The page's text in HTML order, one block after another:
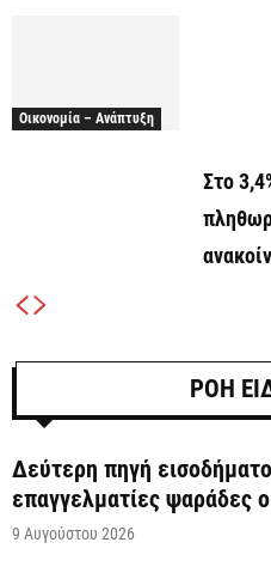
Οικονομία – Ανάπτυξη
Στο
ΡΟΗ
Δεύτερη πηγή
επαγγελματίες ψαράδες
9 Αυγούστου 2026